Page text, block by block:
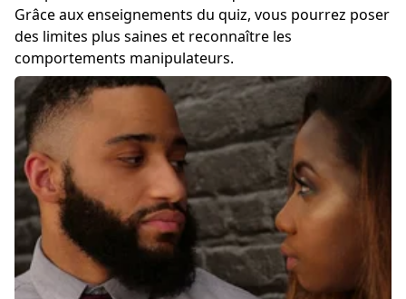
Grâce aux enseignements du quiz, vous pourrez poser
des limites plus saines et reconnaître les
comportements manipulateurs.